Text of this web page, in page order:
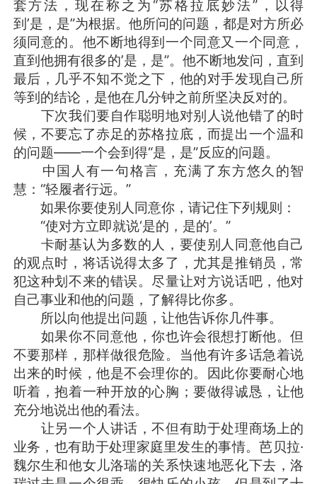
套方法，现在称之为“苏格拉底妙法”，以得
到’是，是”为根据。他所问的问题，都是对方所必
须同意的。他不断地得到一个同意又一个同意，
直到他拥有很多的’是，是”。他不断地发问，直到
最后，几乎不知不觉之下，他的对手发现自己所
等到的结论，是他在几分钟之前所坚决反对的。
下次我们要自作聪明地对别人说他错了的时
候，不要忘了赤足的苏格拉底，而提出一个温和
的问题——一个会到得“是，是”反应的问题。
中国人有一句格言，充满了东方悠久的智
慧：“轻履者行远。”
如果你要使别人同意你，请记住下列规则：
“使对方立即就说‘是的，是的’。”
卡耐基认为多数的人，要使别人同意他自己
的观点时，将话说得太多了，尤其是推销员，常
犯这种划不来的错误。尽量让对方说话吧，他对
自己事业和他的问题，了解得比你多。
所以向他提出问题，让他告诉你几件事。
如果你不同意他，你也许会很想打断他。但
不要那样，那样做很危险。当他有许多话急着说
出来的时候，他是不会理你的。因此你要耐心地
听着，抱着一种开放的心胸；要做得诚恳，让他
充分地说出他的看法。
让另一个人讲话，不但有助于处理商场上的
业务，也有助于处理家庭里发生的事情。芭贝拉·
魏尔生和他女儿洛瑞的关系快速地恶化下去，洛